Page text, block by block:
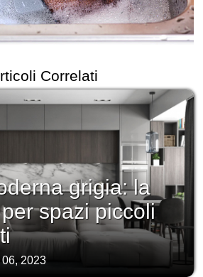
Correlati
grigia: la
spazi piccoli
2023